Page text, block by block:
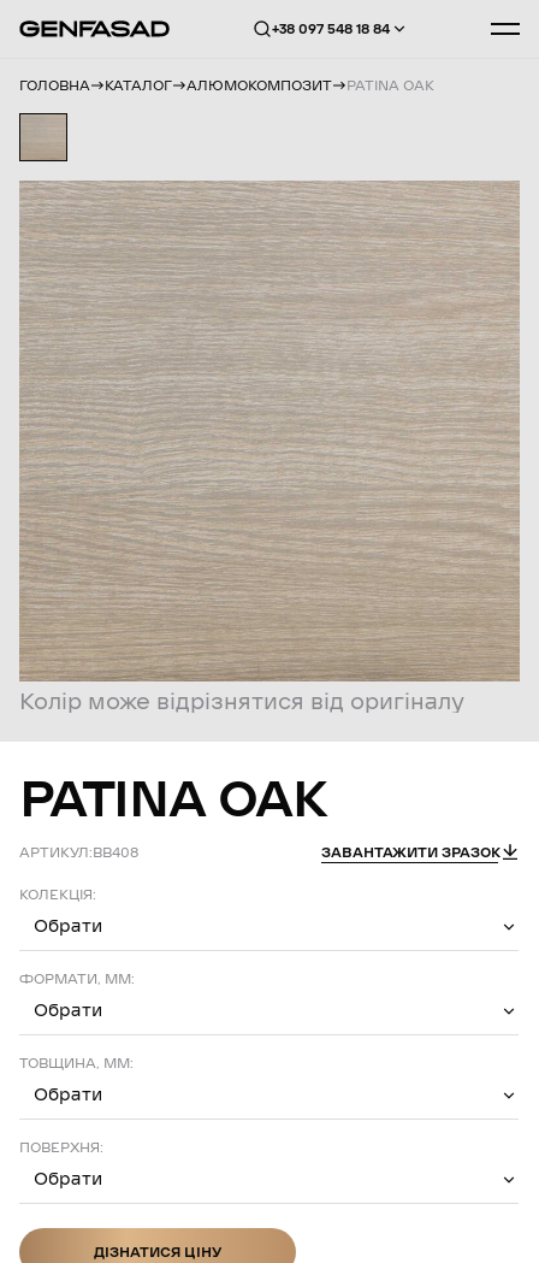
+38 097 548 18 84
ГОЛОВНА КАТАЛОГ АЛЮМОКОМПОЗИТ PATINA OAK
Колір може відрізнятися від оригіналу
PATINA OAK
АРТИКУЛ:BB408 ЗАВАНТАЖИТИ ЗРАЗОК
КОЛЕКЦІЯ:
Обрати
ФОРМАТИ, ММ:
Обрати
ТОВЩИНА, ММ:
Обрати
ПОВЕРХНЯ:
Обрати
ДІЗНАТИСЯ ЦІНУ